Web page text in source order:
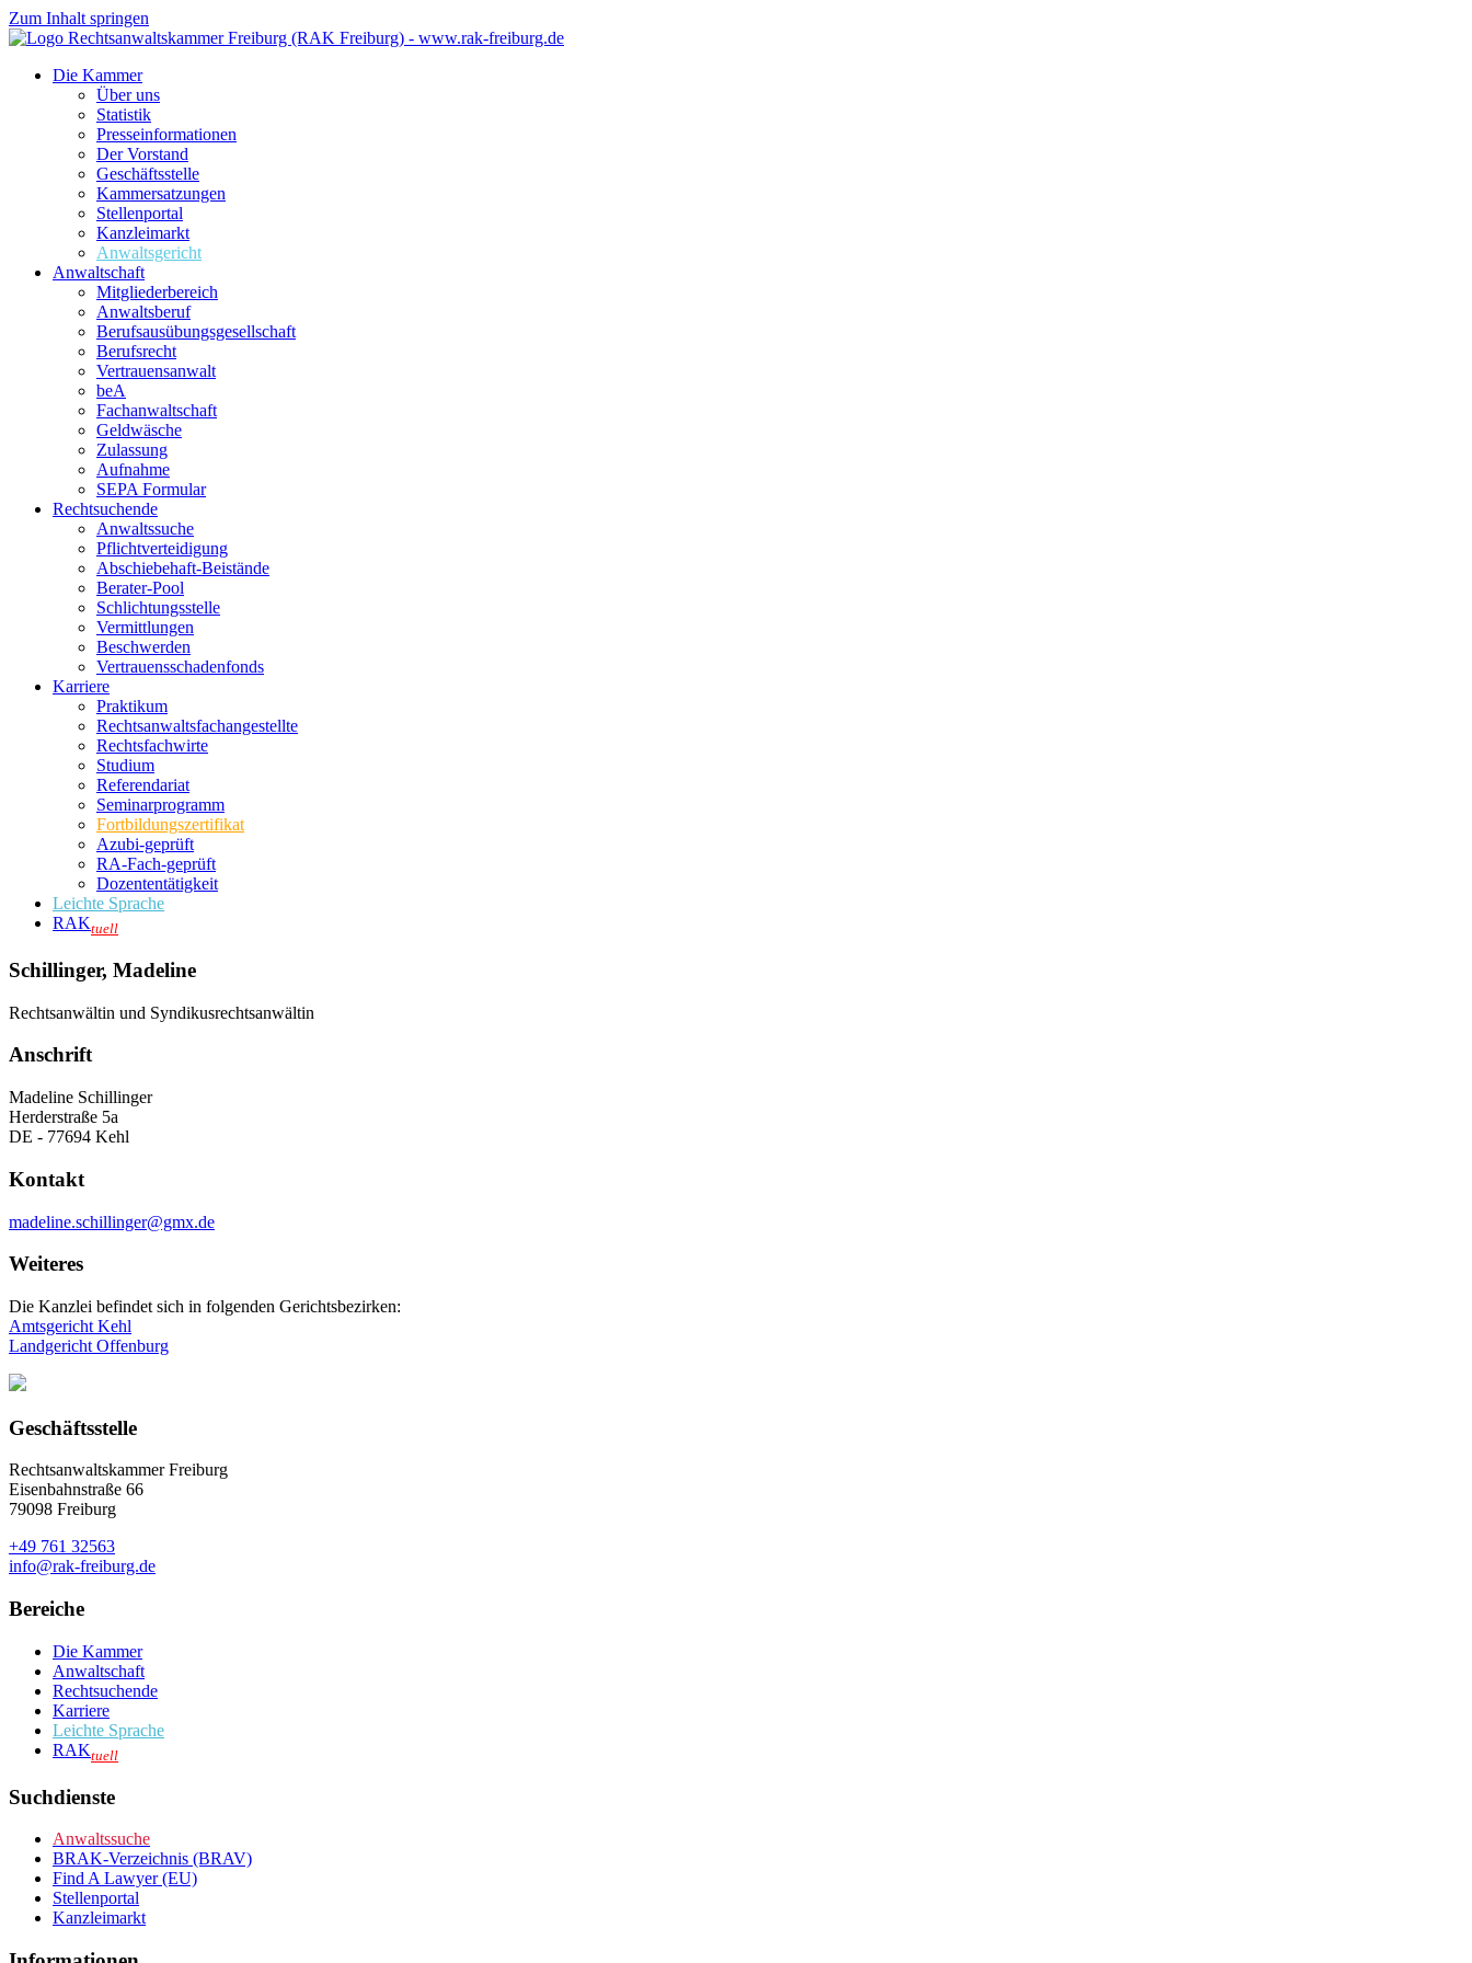
Zum Inhalt springen
Die Kammer
Über uns
Statistik
Presseinformationen
Der Vorstand
Geschäftsstelle
Kammersatzungen
Stellenportal
Kanzleimarkt
Anwaltsgericht
Anwaltschaft
Mitgliederbereich
Anwaltsberuf
Berufsausübungs­gesellschaft
Berufsrecht
Vertrauensanwalt
beA
Fachanwaltschaft
Geldwäsche
Zulassung
Aufnahme
SEPA Formular
Rechtsuchende
Anwaltssuche
Pflichtverteidigung
Abschiebehaft-Beistände
Berater-Pool
Schlichtungsstelle
Vermittlungen
Beschwerden
Vertrauensschadenfonds
Karriere
Praktikum
Rechtsanwalts­fachangestellte
Rechtsfachwirte
Studium
Referendariat
Seminarprogramm
Fortbildungszertifikat
Azubi-geprüft
RA-Fach-geprüft
Dozententätigkeit
Leichte Sprache
RAKtuell
Schillinger, Madeline
Rechtsanwältin und Syndikusrechtsanwältin
Anschrift
Madeline Schillinger
Herderstraße 5a
DE - 77694 Kehl
Kontakt
madeline.schillinger@gmx.de
Weiteres
Die Kanzlei befindet sich in folgenden Gerichtsbezirken:
Amtsgericht Kehl
Landgericht Offenburg
Geschäftsstelle
Rechtsanwaltskammer Freiburg
Eisenbahnstraße 66
79098 Freiburg
+49 761 32563
info@rak-freiburg.de
Bereiche
Die Kammer
Anwaltschaft
Rechtsuchende
Karriere
Leichte Sprache
RAKtuell
Suchdienste
Anwaltssuche
BRAK-Verzeichnis (BRAV)
Find A Lawyer (EU)
Stellenportal
Kanzleimarkt